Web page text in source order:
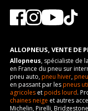
ALLOPNEUS, VENTE DE
Allopneus, spécialiste de la
en France du pneu sur
pneu auto,pneu hiver,
en passant par lespneus
agricoles etpoids lourd.
chaines neige et autres
Michelin, Pirelli,